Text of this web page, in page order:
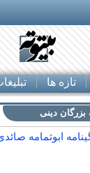
تازه ها
بزرگان دینی
ابوثمامه